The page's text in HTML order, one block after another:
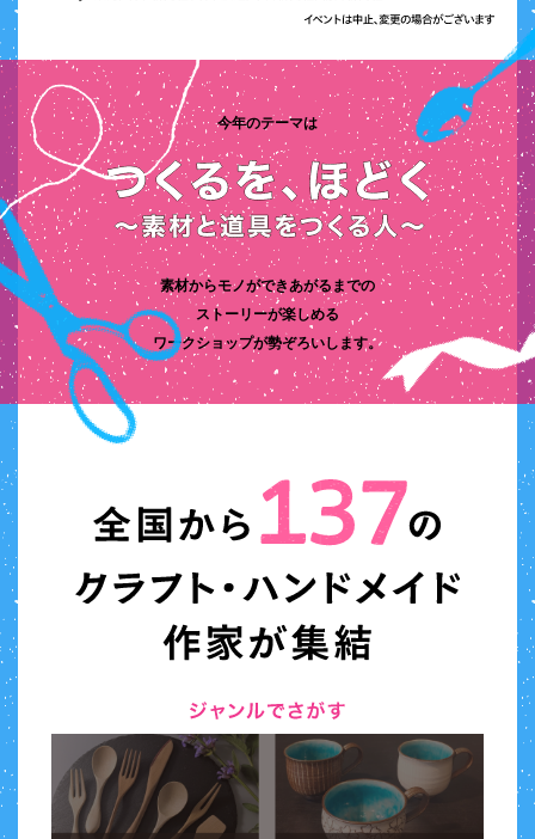
今年のテーマは
素材からモノができあがるまでの
ストーリーが楽しめる
ワークショップが勢ぞろいします。